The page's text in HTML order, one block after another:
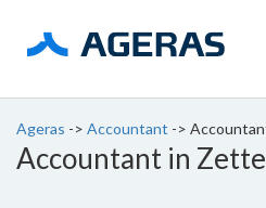
Ageras -> Accountant ->
Accountant in